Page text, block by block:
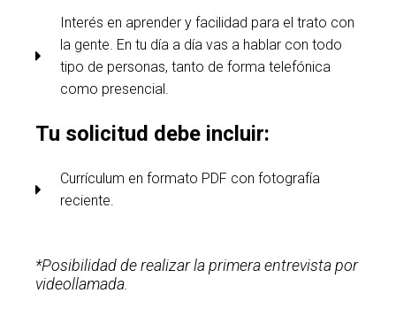
Interés en aprender y facilidad para el trato con
la gente. En tu día a día vas a hablar con todo
tipo de personas, tanto de forma telefónica
como presencial.
Tu solicitud debe incluir:
Currículum en formato PDF con fotografía
reciente.
*Posibilidad de realizar la primera entrevista por
videollamada.